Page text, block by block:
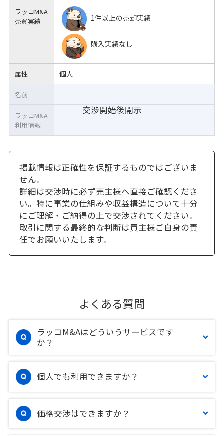
ラッコM&A
売買実績
1件以上の売却実績
購入実績なし
属性 個人
交渉開始後開示
名前
ラッコM&A
利用情報
掲載情報は正確性を保証するものではございま
せん。
詳細は交渉時に必ず売主様へ直接ご確認くださ
い。特に事業の仕組みや収益構造について十分
にご理解・ご納得の上で交渉されてください。
取引に関する最終的な判断は買主様ご自身の責
任でお願いいたします。
よくある質問
ラッコM&Aはどういうサービスです
か？
個人でも利用できますか？
価格交渉はできますか？